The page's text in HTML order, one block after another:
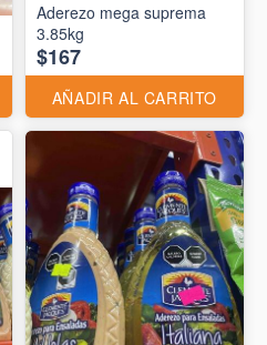
Aderezo mega suprema
3.85kg
$167
AÑADIR AL CARRITO